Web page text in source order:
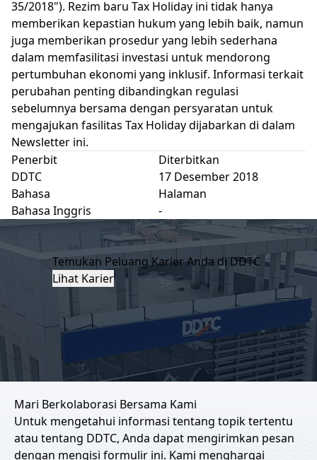
35/2018"). Rezim baru Tax Holiday ini tidak hanya
memberikan kepastian hukum yang lebih baik, namun
juga memberikan prosedur yang lebih sederhana
dalam memfasilitasi investasi untuk mendorong
pertumbuhan ekonomi yang inklusif. Informasi terkait
perubahan penting dibandingkan regulasi
sebelumnya bersama dengan persyaratan untuk
mengajukan fasilitas Tax Holiday dijabarkan di dalam
Newsletter ini.
Penerbit
DDTC
Diterbitkan
17 Desember 2018
Bahasa
Bahasa Inggris
Halaman
-
Temukan Peluang Karier Anda di DDTC
Lihat Karier
Mari Berkolaborasi Bersama Kami
Untuk mengetahui informasi tentang topik tertentu
atau tentang DDTC, Anda dapat mengirimkan pesan
dengan mengisi formulir ini. Kami menghargai